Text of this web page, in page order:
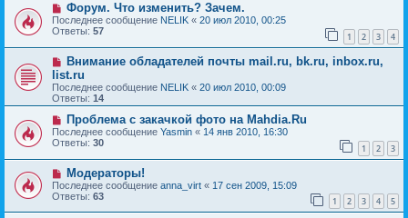
Форум. Что изменить? Зачем.
Последнее сообщение NELIK « 20 июл 2010, 00:25
Ответы: 57 1 2 3 4
Внимание обладателей почты mail.ru, bk.ru, inbox.ru,
list.ru
Последнее сообщение NELIK « 20 июл 2010, 00:09
Ответы: 14
Проблема с закачкой фото на Mahdia.Ru
Последнее сообщение Yasmin « 14 янв 2010, 16:30
Ответы: 30 1 2 3
Модераторы!
Последнее сообщение anna_virt « 17 сен 2009, 15:09
Ответы: 63 1 2 3 4 5